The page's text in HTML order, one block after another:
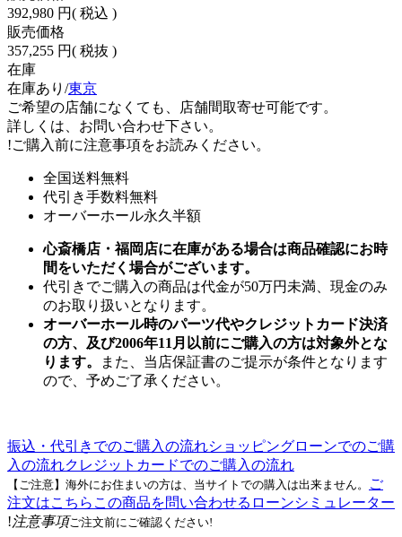
392,980 円( 税込 )
販売価格
357,255 円( 税抜 )
在庫
在庫あり/東京
ご希望の店舗になくても、店舗間取寄せ可能です。
詳しくは、お問い合わせ下さい。
!ご購入前に注意事項をお読みください。
全国送料無料
代引き手数料無料
オーバーホール永久半額
心斎橋店・福岡店に在庫がある場合は商品確認にお時
間をいただく場合がございます。
代引きでご購入の商品は代金が50万円未満、現金のみ
のお取り扱いとなります。
オーバーホール時のパーツ代やクレジットカード決済
の方、及び2006年11月以前にご購入の方は対象外とな
ります。
また、当店保証書のご提示が条件となります
ので、予めご了承ください。
振込・代引きでのご購入の流れショッピングローンでのご購
入の流れクレジットカードでのご購入の流れ
【ご注意】海外にお住まいの方は、当サイトでの購入は出来ません。
ご
注文はこちら この商品を問い合わせる ローンシミュレーター
!注意事項ご注文前にご確認ください!